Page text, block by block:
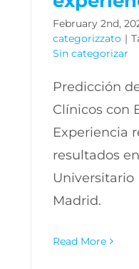
February 2nd,
categorizzato |
Sin categorizar
Predicción
Clínicos con
Experiencia
resultados
Universitario
Madrid.
Read More